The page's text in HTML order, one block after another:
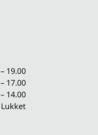
19.00
17.00
14.00
Lukket